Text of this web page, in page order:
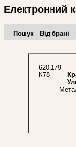
Електронний
Пошук Відібрані
620.179
К78